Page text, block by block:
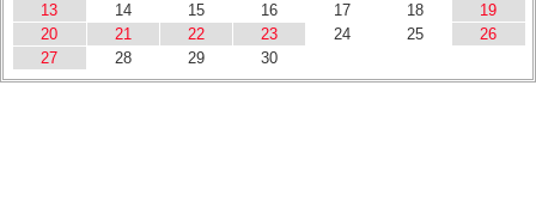
13
14 15 16 17 18
19
20
21 22 23 24 25
26
27
28 29 30